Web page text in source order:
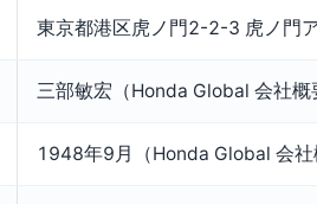
東京都港区虎ノ門2-2-3 虎ノ門
三部敏宏（Honda Global 会社概
1948年9月（Honda Global 会